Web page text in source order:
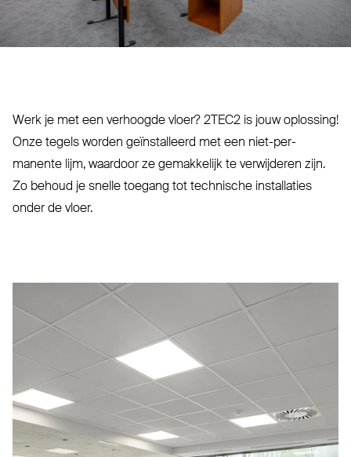
Werk je met een verhoogde vloer? 2TEC2 is jouw oplossing!
Onze tegels worden geïn­stalleerd met een niet-per­
manente lijm, waardoor ze gemakkelijk te ver­wijderen zijn.
Zo behoud je snelle toegang tot technische installaties
onder de vloer.